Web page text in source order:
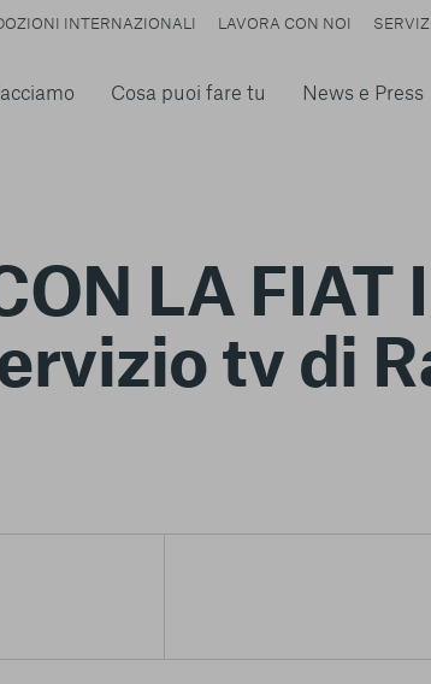
Cosa puoi fare tu News e Press
INTERNAZIONALI LAVORA CON NOI
LA
tv di